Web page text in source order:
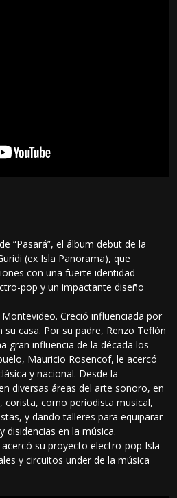
“Pasará”, el álbum debut de la
(ex Isla Panorama), que
con una fuerte identidad
pop y un impactante diseño
Creció influenciada por
su casa. Por su padre, Renzo Teflón
gran influencia de la década los
Mauricio Rosencof, le acercó
y nacional. Desde la
diversas áreas del arte sonoro, en
corista, como periodista musical,
y dando talleres para equiparar
disidencias en la música.
su proyecto electro-pop Isla
y circuitos under de la música